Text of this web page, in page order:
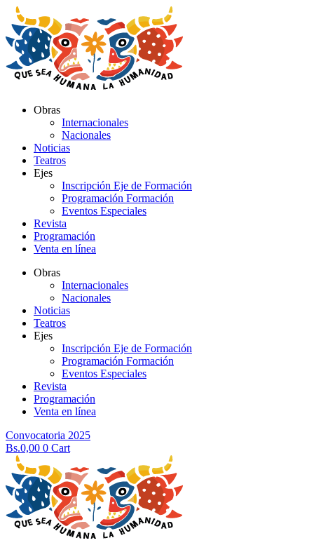
al
contenido
Obras
Internacionales
Nacionales
Noticias
Teatros
Ejes
Inscripción Eje de Formación
Programación Formación
Eventos Especiales
Revista
Programación
Venta en línea
Obras
Internacionales
Nacionales
Noticias
Teatros
Ejes
Inscripción Eje de Formación
Programación Formación
Eventos Especiales
Revista
Programación
Venta en línea
Convocatoria 2025
Bs.0,00 0 Cart